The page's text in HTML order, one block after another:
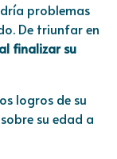
problemas
De triunfar en
finalizar su
logros de su
su edad a